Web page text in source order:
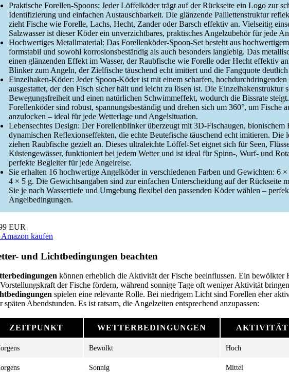
Praktische Forellen-Spoons: Jeder Löffelköder trägt auf der Rückseite ein Logo zur
Identifizierung und einfachen Austauschbarkeit. Die glänzende Paillettenstruktur
zieht Fische wie Forelle, Lachs, Hecht, Zander oder Barsch effektiv an. Vielseitig
Salzwasser ist dieser Köder ein unverzichtbares, praktisches Angelzubehör für jede
Hochwertiges Metallmaterial: Das Forellenköder-Spoon-Set besteht aus
formstabil und sowohl korrosionsbeständig als auch besonders langlebig. Das
einen glänzenden Effekt im Wasser, der Raubfische wie Forelle oder Hecht effektiv
Blinker zum Angeln, der Zielfische täuschend echt imitiert und die Fangquote deutlich
Einzelhaken-Köder: Jeder Spoon-Köder ist mit einem scharfen, hochdurchdringenden
ausgestattet, der den Fisch sicher hält und leicht zu lösen ist. Die Einzelhakenstruktur
Bewegungsfreiheit und einen natürlichen Schwimmeffekt, wodurch die Bissrate
Forellenköder sind robust, spannungsbeständig und drehen sich um 360°, um Fische
anzulocken – ideal für jede Wetterlage und Angelsituation.
Lebensechtes Design: Der Forellenblinker überzeugt mit 3D-Fischaugen, bionischem
dynamischen Reflexionseffekten, die echte Beutefische täuschend echt imitieren. Die
ziehen Raubfische gezielt an. Dieses ultraleichte Löffel-Set eignet sich für Seen,
Küstengewässer, funktioniert bei jedem Wetter und ist ideal für Spinn-, Wurf- und
perfekte Begleiter für jede Angelreise.
Sie erhalten 16 hochwertige Angelköder in verschiedenen Farben und Gewichten: 6
4 × 5 g. Die Gewichtsangaben sind zur einfachen Unterscheidung auf der Rückseite
Sie je nach Wassertiefe und Umgebung flexibel den passenden Köder wählen –
Angelbedingungen.
EUR
kaufen
und Lichtbedingungen beachten
können erheblich die Aktivität der Fische beeinflussen. Ein bewölkter
der Fische fördern, während sonnige Tage oft weniger Aktivität
spielen eine relevante Rolle. Bei niedrigem Licht sind Forellen eher
späten Abendstunden. Es ist ratsam, die Angelzeiten entsprechend anzupassen:
ZEITPUNKT WETTERBEDINGUNGEN AKTIVITÄT
Bewölkt Hoch
Sonnig Mittel